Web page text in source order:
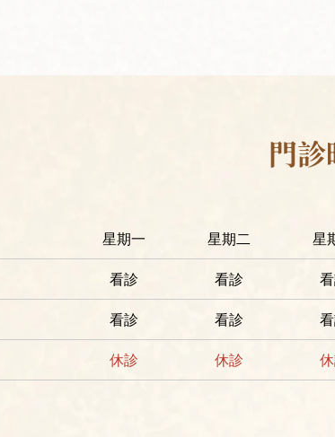
門診
星期一 星期二 星
看診 看診
看診 看診
休診 休診